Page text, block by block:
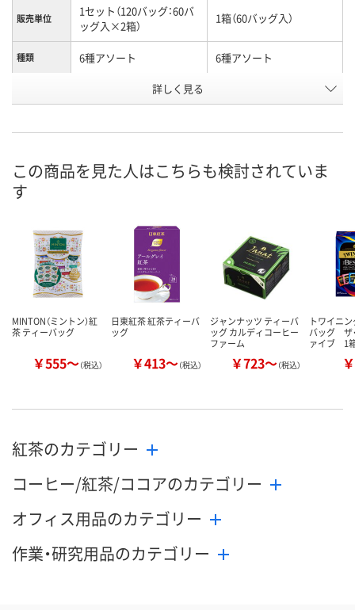
販売単位
1セット（120バッグ：60バ
ッグ入×2箱）
1箱（60バッグ入）
種類 6種アソート 6種アソート
お届け日
詳しく見る
この商品を見た人はこちらも検討されていま
す
MINTON（ミントン）紅
茶 ティーバッグ
￥555～（税込）
日東紅茶 紅茶ティーバ
ッグ
￥413～（税込）
ジャンナッツ ティーバ
ッグ カルディコーヒー
ファーム
￥723～（税込）
トワイニ
バッグ ザ
ァイブ 1
紅茶のカテゴリー
コーヒー/紅茶/ココアのカテゴリー
オフィス用品のカテゴリー
作業・研究用品のカテゴリー